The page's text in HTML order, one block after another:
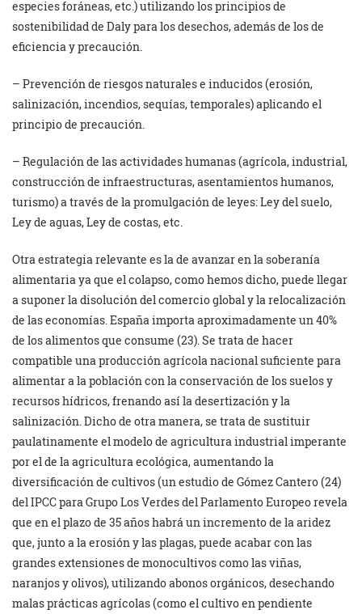
especies foráneas, etc.) utilizando los principios de
sostenibilidad de Daly para los desechos, además de los de
eficiencia y precaución.
– Prevención de riesgos naturales e inducidos (erosión,
salinización, incendios, sequías, temporales) aplicando el
principio de precaución.
– Regulación de las actividades humanas (agrícola, industrial,
construcción de infraestructuras, asentamientos humanos,
turismo) a través de la promulgación de leyes: Ley del suelo,
Ley de aguas, Ley de costas, etc.
Otra estrategia relevante es la de avanzar en la soberanía
alimentaria ya que el colapso, como hemos dicho, puede llegar
a suponer la disolución del comercio global y la relocalización
de las economías. España importa aproximadamente un 40%
de los alimentos que consume (23). Se trata de hacer
compatible una producción agrícola nacional suficiente para
alimentar a la población con la conservación de los suelos y
recursos hídricos, frenando así la desertización y la
salinización. Dicho de otra manera, se trata de sustituir
paulatinamente el modelo de agricultura industrial imperante
por el de la agricultura ecológica, aumentando la
diversificación de cultivos (un estudio de Gómez Cantero (24)
del IPCC para Grupo Los Verdes del Parlamento Europeo revela
que en el plazo de 35 años habrá un incremento de la aridez
que, junto a la erosión y las plagas, puede acabar con las
grandes extensiones de monocultivos como las viñas,
naranjos y olivos), utilizando abonos orgánicos, desechando
malas prácticas agrícolas (como el cultivo en pendiente